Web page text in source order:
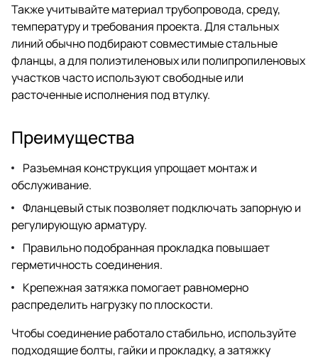
Также учитывайте материал трубопровода, среду,
температуру и требования проекта. Для стальных
линий обычно подбирают совместимые стальные
фланцы, а для полиэтиленовых или полипропиленовых
участков часто используют свободные или
расточенные исполнения под втулку.
Преимущества
Разъемная конструкция упрощает монтаж и
обслуживание.
Фланцевый стык позволяет подключать запорную и
регулирующую арматуру.
Правильно подобранная прокладка повышает
герметичность соединения.
Крепежная затяжка помогает равномерно
распределить нагрузку по плоскости.
Чтобы соединение работало стабильно, используйте
подходящие болты, гайки и прокладку, а затяжку